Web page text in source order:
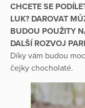
CHCETE SE
LUK? DAROVAT
BUDOU POUŽITY
DALŠÍ ROZVOJ
Díky vám budou
čejky chocholaté.